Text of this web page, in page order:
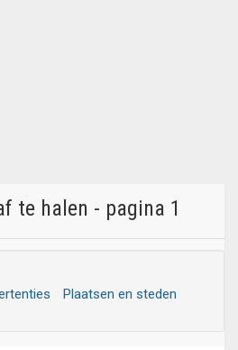
te halen - pagina 1
Plaatsen en steden